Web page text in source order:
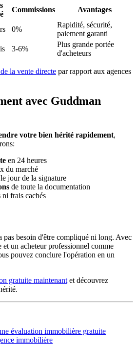
Commissions Avantages
0%
Rapidité, sécurité,
paiement garanti
3-6%
Plus grande portée
d'acheteurs
la vente directe par rapport aux agences
avec Guddman
votre bien hérité rapidement,
en 24 heures
du marché
le jour de la signature
de toute la documentation
ni frais cachés
pas besoin d'être compliqué ni long. Avec
un acheteur professionnel comme
pouvez conclure l'opération en un
gratuite maintenant et découvrez
évaluation immobilière gratuite
immobilière